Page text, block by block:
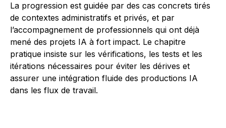
La progression est guidée par des cas concrets tirés
de contextes administratifs et privés, et par
l’accompagnement de professionnels qui ont déjà
mené des projets IA à fort impact. Le chapitre
pratique insiste sur les vérifications, les tests et les
itérations nécessaires pour éviter les dérives et
assurer une intégration fluide des productions IA
dans les flux de travail.